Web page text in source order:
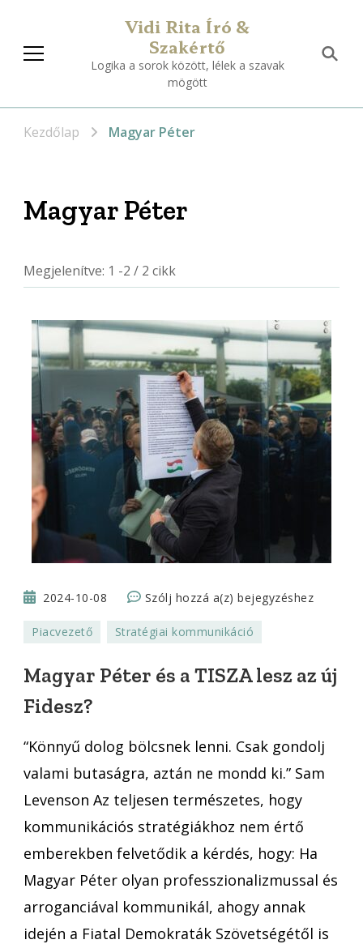
Vidi Rita Író &
Szakértő
Logika a sorok között, lélek a szavak
mögött
Kezdőlap Magyar Péter
Magyar Péter
Megjelenítve: 1 -2 / 2 cikk
2024-10-08 Szólj hozzá a(z)Magyar
és
TISZA
új
Fidesz?
bejegyzéshez
Piacvezető Stratégiai kommunikáció
Magyar Péter és a TISZA lesz az új
Fidesz?
“Könnyű dolog bölcsnek lenni. Csak gondolj
valami butaságra, aztán ne mondd ki.” Sam
Levenson Az teljesen természetes, hogy
kommunikációs stratégiákhoz nem értő
emberekben felvetődik a kérdés, hogy: Ha
Magyar Péter olyan professzionalizmussal és
arroganciával kommunikál, ahogy annak
idején a Fiatal Demokraták Szövetségétől is